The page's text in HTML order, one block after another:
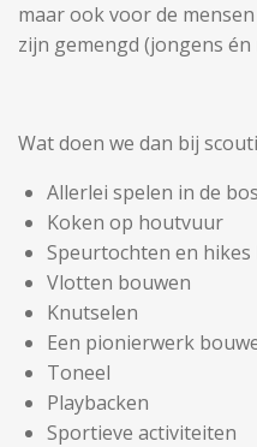
maar ook voor de
zijn gemengd (jongens én
Wat doen we dan bij
Allerlei spelen in de
Koken op houtvuur
Speurtochten en hikes
Vlotten bouwen
Knutselen
Een pionierwerk
Toneel
Playbacken
Sportieve activiteiten